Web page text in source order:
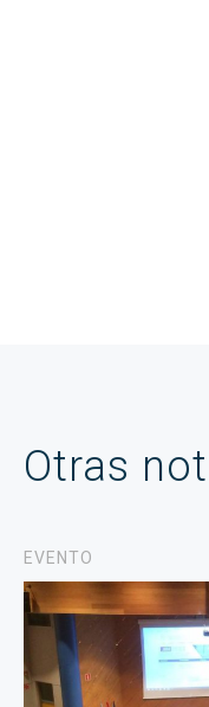
Otras
EVENTO